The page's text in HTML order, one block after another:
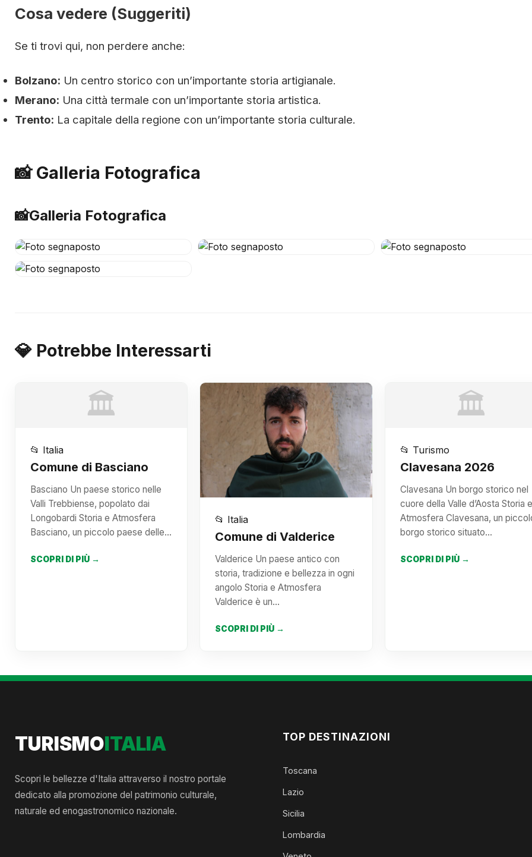
Cosa vedere (Suggeriti)
Se ti trovi qui, non perdere anche:
Bolzano: Un centro storico con un’importante storia artigianale.
Merano: Una città termale con un’importante storia artistica.
Trento: La capitale della regione con un’importante storia culturale.
📸 Galleria Fotografica
📸Galleria Fotografica
💎 Potrebbe Interessarti
🏛️
📂 Italia
Comune di Basciano
Basciano Un paese storico nelle
Valli Trebbiense, popolato dai
Longobardi Storia e Atmosfera
Basciano, un piccolo paese delle…
SCOPRI DI PIÙ →
📂 Italia
Comune di Valderice
Valderice Un paese antico con
storia, tradizione e bellezza in ogni
angolo Storia e Atmosfera
Valderice è un…
SCOPRI DI PIÙ →
🏛️
📂 Turismo
Clavesana 2026
Clavesana Un borgo storico nel
cuore della Valle d’Aosta Storia e
Atmosfera Clavesana, un
borgo storico situato…
SCOPRI DI PIÙ →
TURISMOITALIA
Scopri le bellezze d'Italia attraverso il nostro portale
dedicato alla promozione del patrimonio culturale,
naturale ed enogastronomico nazionale.
TOP DESTINAZIONI
Toscana
Lazio
Sicilia
Lombardia